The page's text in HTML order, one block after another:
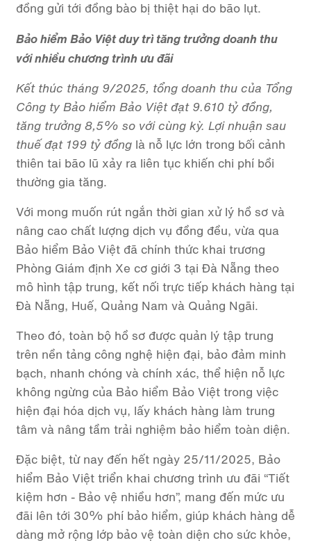
đồng gửi tới đồng bào bị thiệt hại do bão lụt.
Bảo hiểm Bảo Việt duy trì tăng trưởng doanh thu
với nhiều chương trình ưu đãi
Kết thúc tháng 9/2025, tổng doanh thu của Tổng
Công ty Bảo hiểm Bảo Việt đạt 9.610 tỷ đồng,
tăng trưởng 8,5% so với cùng kỳ. Lợi nhuận sau
thuế đạt 199 tỷ đồng là nỗ lực lớn trong bối cảnh
thiên tai bão lũ xảy ra liên tục khiến chi phí bồi
thường gia tăng.
Với mong muốn rút ngắn thời gian xử lý hồ sơ và
nâng cao chất lượng dịch vụ đồng đều, vừa qua
Bảo hiểm Bảo Việt đã chính thức khai trương
Phòng Giám định Xe cơ giới 3 tại Đà Nẵng theo
mô hình tập trung, kết nối trực tiếp khách hàng tại
Đà Nẵng, Huế, Quảng Nam và Quảng Ngãi.
Theo đó, toàn bộ hồ sơ được quản lý tập trung
trên nền tảng công nghệ hiện đại, bảo đảm minh
bạch, nhanh chóng và chính xác, thể hiện nỗ lực
không ngừng của Bảo hiểm Bảo Việt trong việc
hiện đại hóa dịch vụ, lấy khách hàng làm trung
tâm và nâng tầm trải nghiệm bảo hiểm toàn diện.
Đặc biệt, từ nay đến hết ngày 25/11/2025, Bảo
hiểm Bảo Việt triển khai chương trình ưu đãi “Tiết
kiệm hơn - Bảo vệ nhiều hơn”, mang đến mức ưu
đãi lên tới 30% phí bảo hiểm, giúp khách hàng dễ
dàng mở rộng lớp bảo vệ toàn diện cho sức khỏe,